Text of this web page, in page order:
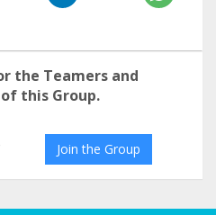
the Teamers and
this Group.
Join the Group